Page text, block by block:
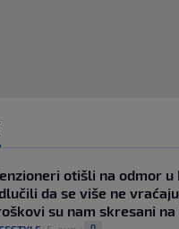
otišli na odmor u
da se više ne
su nam skresani